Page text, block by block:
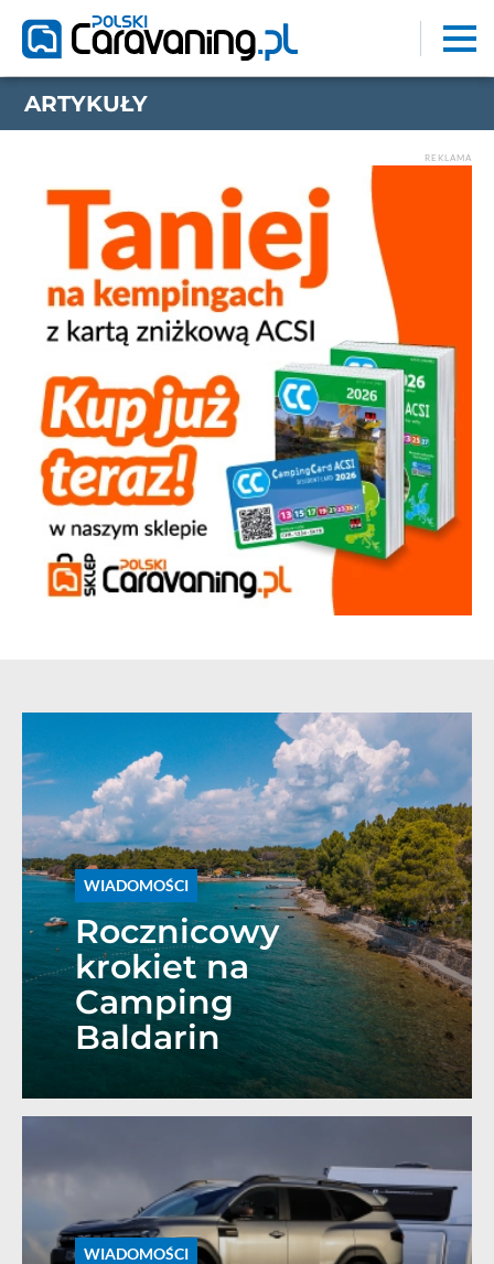
ARTYKUŁY
REKLAMA
WIADOMOŚCI
Rocznicowy
krokiet na
Camping
Baldarin
WIADOMOŚCI